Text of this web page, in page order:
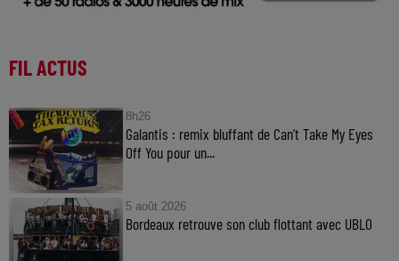
FIL ACTUS
8h26
Galantis : remix bluffant de Can’t Take My Eyes
Off You pour un...
5 août 2026
Bordeaux retrouve son club flottant avec UBLO